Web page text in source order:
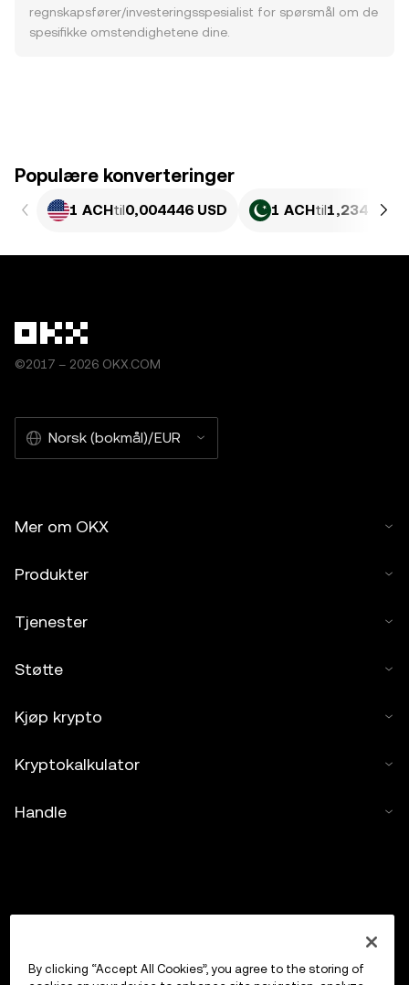
regnskapsfører/investeringsspesialist for spørsmål om de
spesifikke omstendighetene dine.
Populære konverteringer
1 ACHtil0,004446 USD 1 ACHtil1,234 PKR
©2017 – 2026 OKX.COM
Norsk (bokmål)/EUR
Mer om OKX
Produkter
Tjenester
Støtte
Kjøp krypto
Kryptokalkulator
Handle
By clicking “Accept All Cookies”, you agree to the storing of